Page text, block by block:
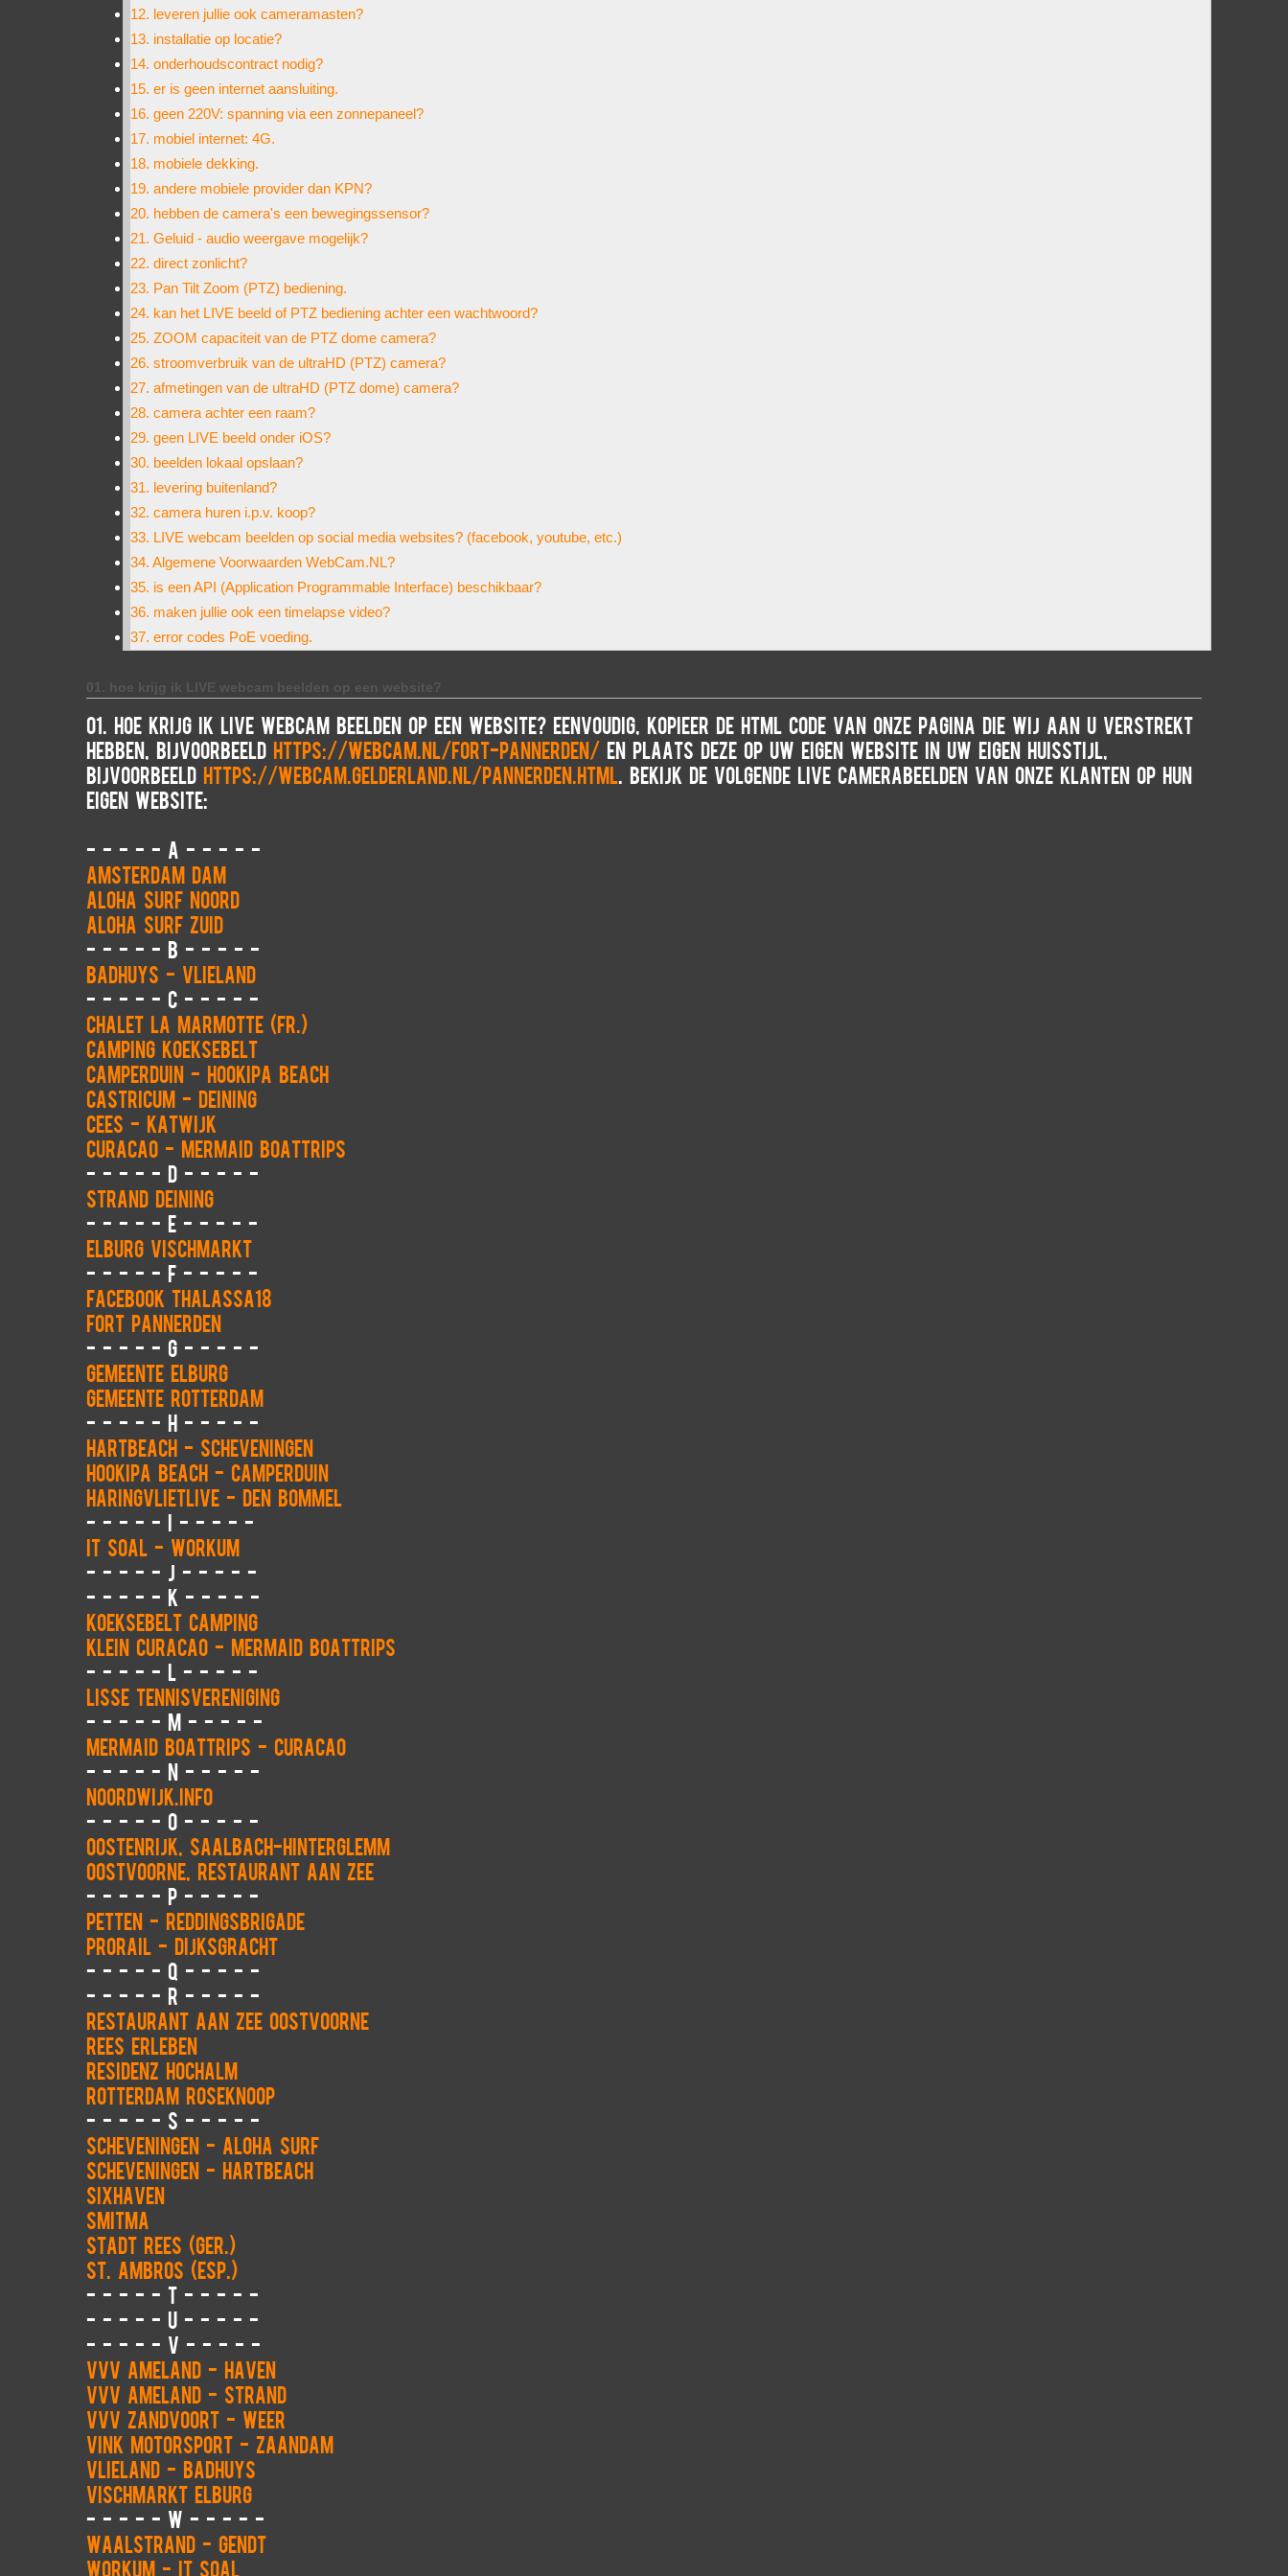
12. leveren jullie ook cameramasten?
13. installatie op locatie?
14. onderhoudscontract nodig?
15. er is geen internet aansluiting.
16. geen 220V: spanning via een zonnepaneel?
17. mobiel internet: 4G.
18. mobiele dekking.
19. andere mobiele provider dan KPN?
20. hebben de camera's een bewegingssensor?
21. Geluid - audio weergave mogelijk?
22. direct zonlicht?
23. Pan Tilt Zoom (PTZ) bediening.
24. kan het LIVE beeld of PTZ bediening achter een wachtwoord?
25. ZOOM capaciteit van de PTZ dome camera?
26. stroomverbruik van de ultraHD (PTZ) camera?
27. afmetingen van de ultraHD (PTZ dome) camera?
28. camera achter een raam?
29. geen LIVE beeld onder iOS?
30. beelden lokaal opslaan?
31. levering buitenland?
32. camera huren i.p.v. koop?
33. LIVE webcam beelden op social media websites? (facebook, youtube, etc.)
34. Algemene Voorwaarden WebCam.NL?
35. is een API (Application Programmable Interface) beschikbaar?
36. maken jullie ook een timelapse video?
37. error codes PoE voeding.
01. hoe krijg ik LIVE webcam beelden op een website?
01. hoe krijg ik LIVE webcam beelden op een website? Eenvoudig, kopieer de HTML code van onze pagina die wij aan u verstrekt
hebben, bijvoorbeeld https://webcam.nl/Fort-Pannerden/ en plaats deze op uw eigen website in uw eigen huisstijl,
bijvoorbeeld https://webcam.gelderland.nl/pannerden.html
. Bekijk de volgende LIVE camerabeelden van onze klanten op hun
eigen website:
- - - - - A - - - - -
Amsterdam Dam
Aloha Surf Noord
Aloha Surf Zuid
- - - - - B - - - - -
Badhuys - Vlieland
- - - - - C - - - - -
Chalet La Marmotte (FR.)
Camping Koeksebelt
Camperduin - Hookipa Beach
Castricum - Deining
Cees - Katwijk
Curacao - Mermaid Boattrips
- - - - - D - - - - -
Strand Deining
- - - - - E - - - - -
Elburg Vischmarkt
- - - - - F - - - - -
Facebook Thalassa18
Fort Pannerden
- - - - - G - - - - -
Gemeente Elburg
Gemeente Rotterdam
- - - - - H - - - - -
Hartbeach - Scheveningen
Hookipa Beach - Camperduin
HaringvlietLive - Den Bommel
- - - - - I - - - - -
It Soal - Workum
- - - - - J - - - - -
- - - - - K - - - - -
Koeksebelt camping
Klein Curacao - Mermaid Boattrips
- - - - - L - - - - -
Lisse tennisvereniging
- - - - - M - - - - -
Mermaid Boattrips - Curacao
- - - - - N - - - - -
Noordwijk.info
- - - - - O - - - - -
Oostenrijk, Saalbach-Hinterglemm
Oostvoorne, Restaurant aan Zee
- - - - - P - - - - -
Petten - reddingsbrigade
ProRail - Dijksgracht
- - - - - Q - - - - -
- - - - - R - - - - -
Restaurant Aan Zee Oostvoorne
Rees erleben
Residenz Hochalm
Rotterdam Roseknoop
- - - - - S - - - - -
Scheveningen - Aloha Surf
Scheveningen - Hartbeach
Sixhaven
Smitma
Stadt Rees (GER.)
St. Ambros (ESP.)
- - - - - T - - - - -
- - - - - U - - - - -
- - - - - V - - - - -
VVV Ameland - haven
VVV Ameland - strand
VVV Zandvoort - weer
Vink motorsport - Zaandam
Vlieland - Badhuys
Vischmarkt Elburg
- - - - - W - - - - -
Waalstrand - Gendt
Workum - It Soal